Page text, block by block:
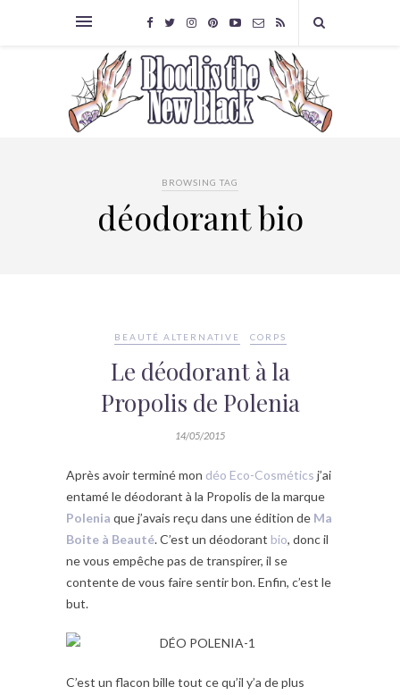
BROWSING TAG
déodorant bio
BEAUTÉ ALTERNATIVE CORPS
Le déodorant à la
Propolis de Polenia
14/05/2015
Après avoir terminé mon déo Eco-Cosmétics j’ai
entamé le déodorant à la Propolis de la marque
Polenia que j’avais reçu dans une édition de Ma
Boite à Beauté. C’est un déodorant bio, donc il
ne vous empêche pas de transpirer, il se
contente de vous faire sentir bon. Enfin, c’est le
but.
C’est un flacon bille tout ce qu’il y’a de plus